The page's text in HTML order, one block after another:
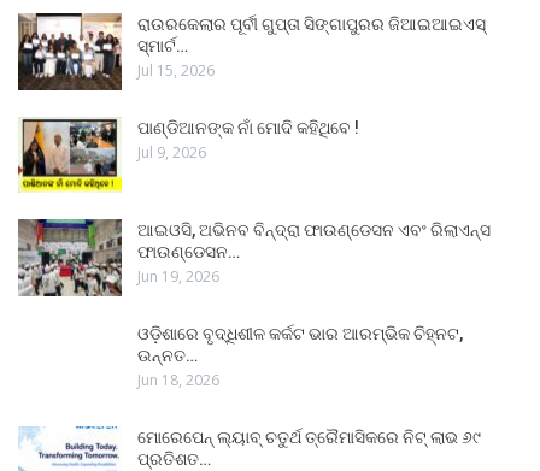
ରାଉରକେଲାର ପୂର୍ବୀ ଗୁପ୍ତା ସିଙ୍ଗାପୁରର ଜିଆଇଆଇଏସ୍
ସ୍ମାର୍ଟ…
Jul 15, 2026
ପାଣ୍ଡିଆନଙ୍କ ନାଁ ମୋଦି କହିଥିବେ !
Jul 9, 2026
ଆଇଓସି, ଅଭିନବ ବିନ୍ଦ୍ରା ଫାଉଣ୍ଡେସନ ଏବଂ ରିଲାଏନ୍ସ
ଫାଉଣ୍ଡେସନ…
Jun 19, 2026
ଓଡ଼ିଶାରେ ବୃଦ୍ଧିଶୀଳ କର୍କଟ ଭାର ଆରମ୍ଭିକ ଚିହ୍ନଟ,
ଉନ୍ନତ…
Jun 18, 2026
ମୋରେପେନ୍ ଲ୍ୟାବ୍ ଚତୁର୍ଥ ତ୍ରୈମାସିକରେ ନିଟ୍ ଲାଭ ୬୯
ପ୍ରତିଶତ…